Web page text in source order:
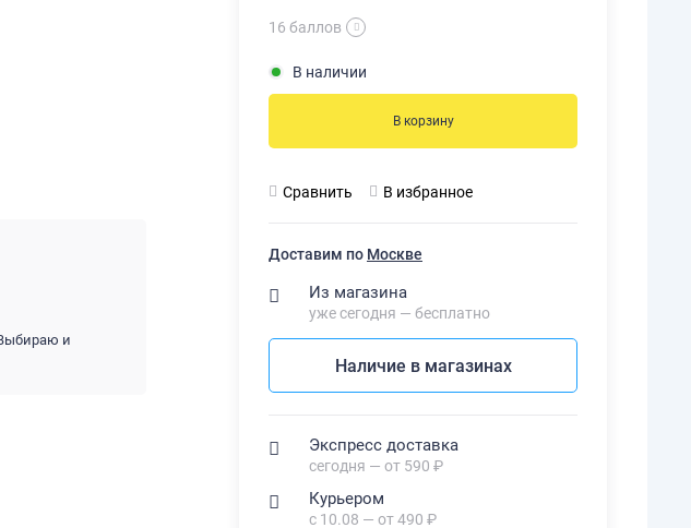
и
16 баллов
В наличии
В корзину
Сравнить В избранное
Доставим по Москве
Из магазина
уже сегодня — бесплатно
Наличие в магазинах
Экспресс доставка
сегодня — от 590 ₽
Курьером
с 10.08 — от 490 ₽